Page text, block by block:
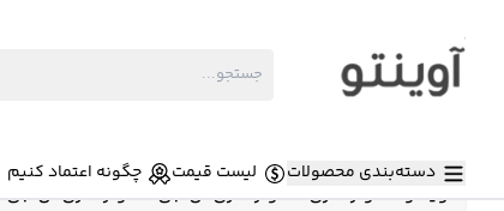
دسته‌بندی محصولات لیست قیمت چگونه اعتماد کنیم
آوینتو»کولر گازی»کولر گازی ال جی»کولر گازی ال جی 26000 دوال اینورتر AMPU26T4 T3 T4 R410